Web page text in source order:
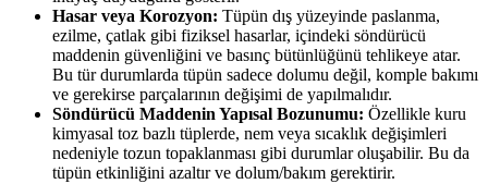
Hasar veya Korozyon: Tüpün dış yüzeyinde paslanma,
ezilme, çatlak gibi fiziksel hasarlar, içindeki söndürücü
maddenin güvenliğini ve basınç bütünlüğünü tehlikeye atar.
Bu tür durumlarda tüpün sadece dolumu değil, komple bakımı
ve gerekirse parçalarının değişimi de yapılmalıdır.
Söndürücü Maddenin Yapısal Bozunumu: Özellikle kuru
kimyasal toz bazlı tüplerde, nem veya sıcaklık değişimleri
nedeniyle tozun topaklanması gibi durumlar oluşabilir. Bu da
tüpün etkinliğini azaltır ve dolum/bakım gerektirir.